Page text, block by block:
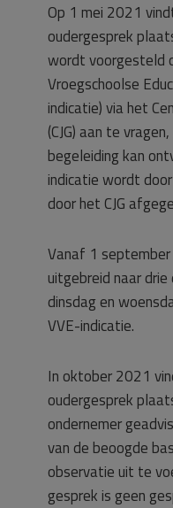
Op 1 mei 2021
oudergesprek
wordt voorgesteld
Vroegschoolse
indicatie) via het
(CJG) aan te
begeleiding kan
indicatie wordt
door het CJG
Vanaf 1
uitgebreid naar
dinsdag en
VVE-indicatie.
In oktober 2021
oudergesprek
ondernemer
van de beoogde
observatie uit te
gesprek is geen